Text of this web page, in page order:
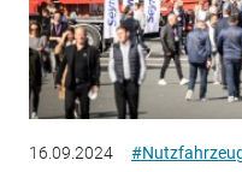
16.09.2024